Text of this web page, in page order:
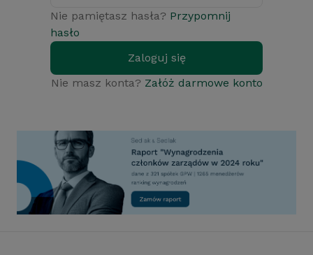
Nie pamiętasz hasła? Przypomnij
hasło
Zaloguj się
Nie masz konta? Załóż darmowe konto